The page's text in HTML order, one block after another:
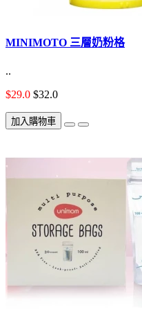
MINIMOTO 三層奶粉格
..
$29.0 $32.0
加入購物車